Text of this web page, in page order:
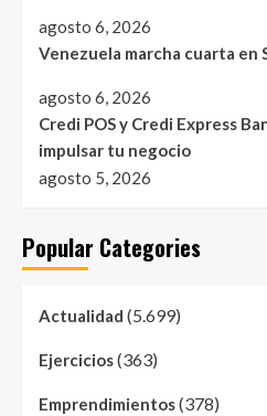
agosto 6, 2026
Venezuela marcha cuarta en
agosto 6, 2026
Credi POS y Credi Express
impulsar tu negocio
agosto 5, 2026
Popular Categories
Actualidad (5.699)
Ejercicios(363)
Emprendimientos(378)